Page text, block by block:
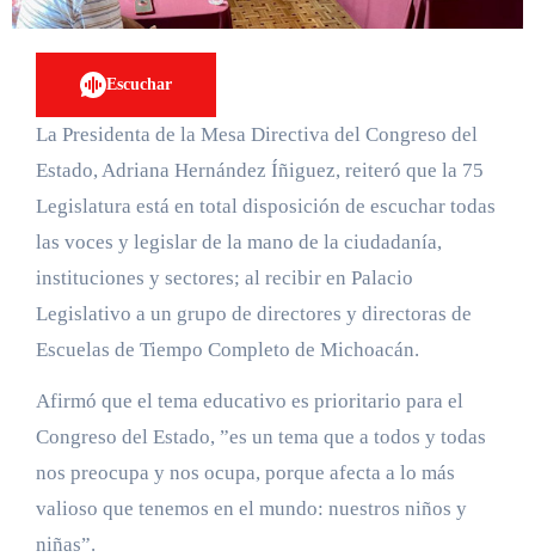
Escuchar
La Presidenta de la Mesa Directiva del Congreso del
Estado, Adriana Hernández Íñiguez, reiteró que la 75
Legislatura está en total disposición de escuchar todas
las voces y legislar de la mano de la ciudadanía,
instituciones y sectores; al recibir en Palacio
Legislativo a un grupo de directores y directoras de
Escuelas de Tiempo Completo de Michoacán.
Afirmó que el tema educativo es prioritario para el
Congreso del Estado, ”es un tema que a todos y todas
nos preocupa y nos ocupa, porque afecta a lo más
valioso que tenemos en el mundo: nuestros niños y
niñas”.